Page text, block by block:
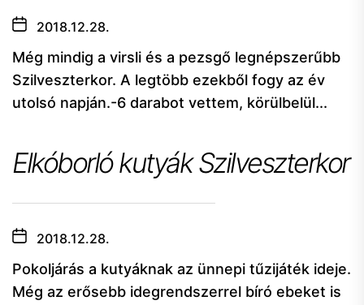
2018.12.28.
Még mindig a virsli és a pezsgő legnépszerűbb
Szilveszterkor. A legtöbb ezekből fogy az év
utolsó napján.-6 darabot vettem, körülbelül...
Elkóborló kutyák Szilveszterkor
2018.12.28.
Pokoljárás a kutyáknak az ünnepi tűzijáték ideje.
Még az erősebb idegrendszerrel bíró ebeket is